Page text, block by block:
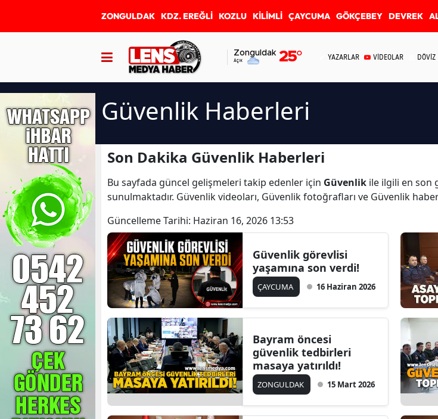
ZONGULDAK KDZ. EREĞLİ KOZLU KİLİMLİ ÇAYCUMA GÖKÇEBEY DEVREK
Zonguldak
Açık 25° YAZARLAR VİDEOLAR DÖVİZ
Güvenlik Haberleri
Son Dakika Güvenlik Haberleri
Bu sayfada güncel gelişmeleri takip edenler için Güvenlik ile ilgili en son
sunulmaktadır. Güvenlik videoları, Güvenlik fotoğrafları ve Güvenlik
Güncelleme Tarihi: Haziran 16, 2026 13:53
Güvenlik görevlisi
yaşamına son verdi!
ÇAYCUMA 16 Haziran 2026
Bayram öncesi
güvenlik tedbirleri
masaya yatırıldı!
ZONGULDAK 15 Mart 2026